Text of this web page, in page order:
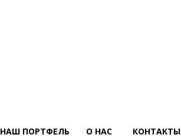
НАШ ПОРТФЕЛЬ О НАС КОНТАКТЫ